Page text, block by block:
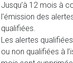
Jusqu’à 12 mois à
l'émission des
qualifiées.
Les alertes
ou non qualifiées à